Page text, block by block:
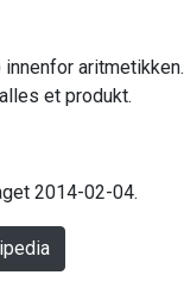
aritmetikken.
et produkt.
2014-02-04.